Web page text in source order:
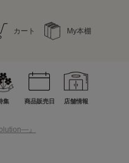
カート My本棚
集 商品販売日 店舗情報
』